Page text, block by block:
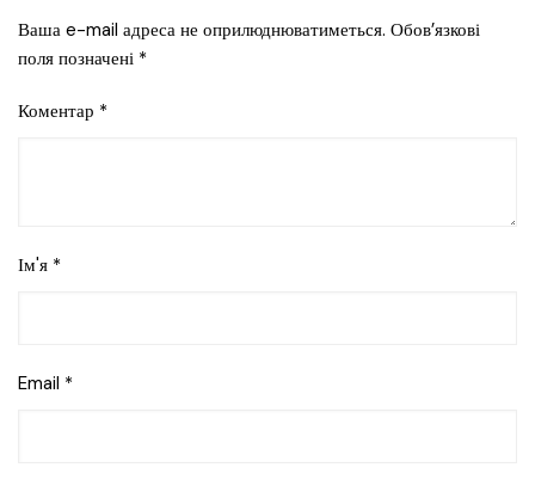
Ваша e-mail адреса не оприлюднюватиметься. Обов’язкові
поля позначені *
Коментар *
Ім'я *
Email *